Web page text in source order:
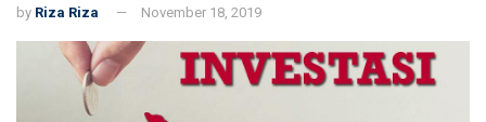
by Riza Riza November 18, 2019